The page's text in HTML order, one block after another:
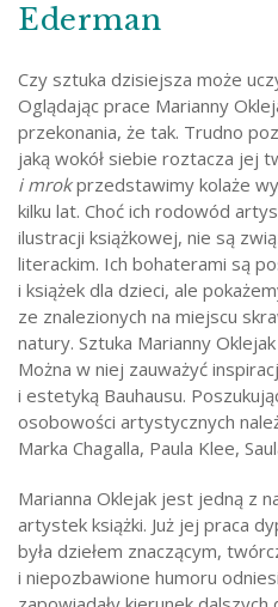
Ederman
Czy sztuka dzisiejsza może
Oglądając prace Marianny
przekonania, że tak. Trudno
jaką wokół siebie roztacza jej
i mrokprzedstawimy kolaże
kilku lat. Choć ich rodowód
ilustracji książkowej, nie są
literackim. Ich bohaterami są
i książek dla dzieci, ale
ze znalezionych na miejscu
natury. Sztuka Marianny
Można w niej zauważyć
i estetyką Bauhausu.
osobowości artystycznych
Marka Chagalla, Paula Klee,
Marianna Oklejak jest jedną z
artystek książki. Już jej praca
była dziełem znaczącym,
i niepozbawione humoru